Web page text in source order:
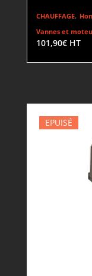
CHAUFFAGE,
Vannes et
101,90€ HT
EPUISÉ